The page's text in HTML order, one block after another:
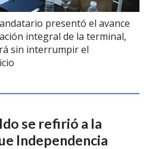
presentó el avance
integral de la terminal,
sin interrumpir el
se refirió a la
Independencia